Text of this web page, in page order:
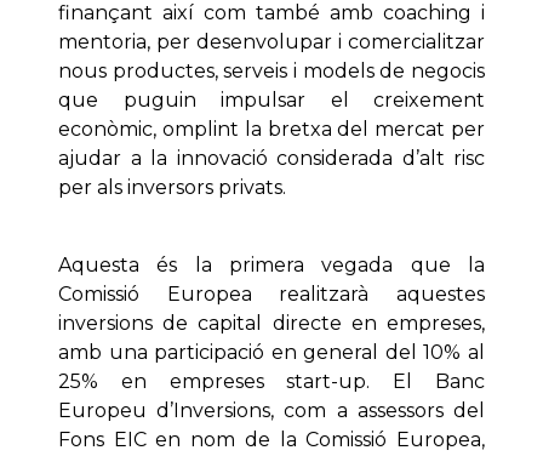
finançant així com també amb coaching i
mentoria, per desenvolupar i comercialitzar
nous productes, serveis i models de negocis
que puguin impulsar el creixement
econòmic, omplint la bretxa del mercat per
ajudar a la innovació considerada d’alt risc
per als inversors privats.
Aquesta és la primera vegada que la
Comissió Europea realitzarà aquestes
inversions de capital directe en empreses,
amb una participació en general del 10% al
25% en empreses start-up. El Banc
Europeu d’Inversions, com a assessors del
Fons EIC en nom de la Comissió Europea,